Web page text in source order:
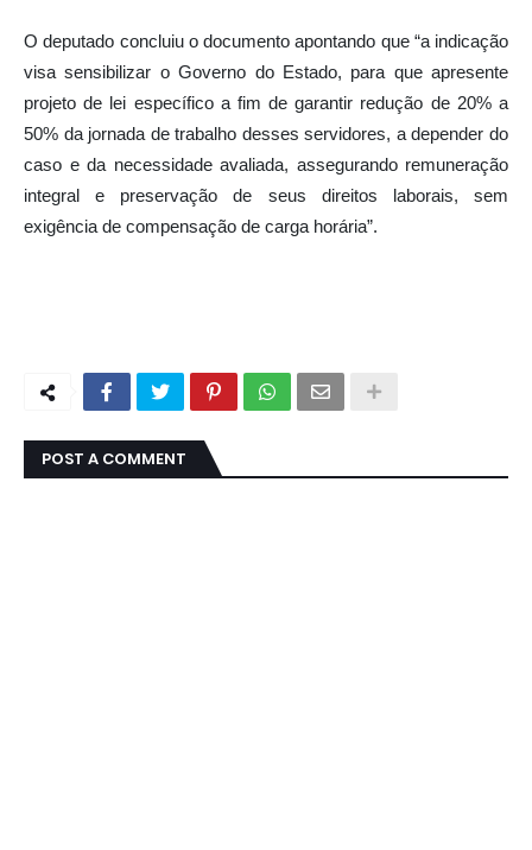
O deputado concluiu o documento apontando que “a indicação
visa sensibilizar o Governo do Estado, para que apresente
projeto de lei específico a fim de garantir redução de 20% a
50% da jornada de trabalho desses servidores, a depender do
caso e da necessidade avaliada, assegurando remuneração
integral e preservação de seus direitos laborais, sem
exigência de compensação de carga horária”.
POST A COMMENT